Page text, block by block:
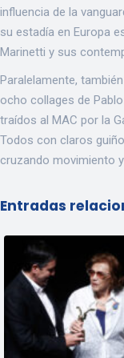
influencia de la
su estadía en Europa
Marinetti y sus
Paralelamente,
ocho collages de
traídos al MAC por la
Todos con claros
cruzando movimiento
Entradas